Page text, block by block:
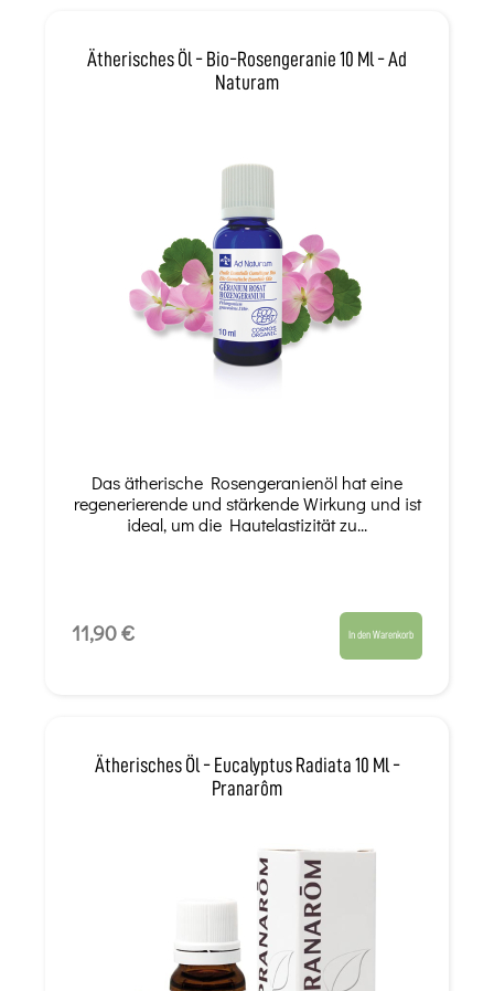
Ätherisches Öl - Bio-Rosengeranie 10 Ml - Ad
Naturam
Das ätherische Rosengeranienöl hat eine
regenerierende und stärkende Wirkung und ist
ideal, um die Hautelastizität zu...
11,90 € In den Warenkorb
Ätherisches Öl - Eucalyptus Radiata 10 Ml -
Pranarôm